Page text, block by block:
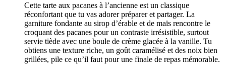
Cette tarte aux pacanes à l’ancienne est un classique
réconfortant que tu vas adorer préparer et partager. La
garniture fondante au sirop d’érable et de maïs rencontre le
croquant des pacanes pour un contraste irrésistible, surtout
servie tiède avec une boule de crème glacée à la vanille. Tu
obtiens une texture riche, un goût caramélisé et des noix bien
grillées, pile ce qu’il faut pour une finale de repas mémorable.